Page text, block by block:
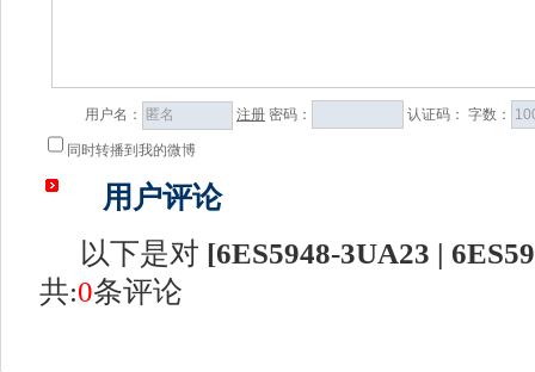
用户名： 注册 密码： 认证码： 字数：
同时转播到我的微博
用户评论
以下是对 [6ES5948-3UA23 |
共:0条评论